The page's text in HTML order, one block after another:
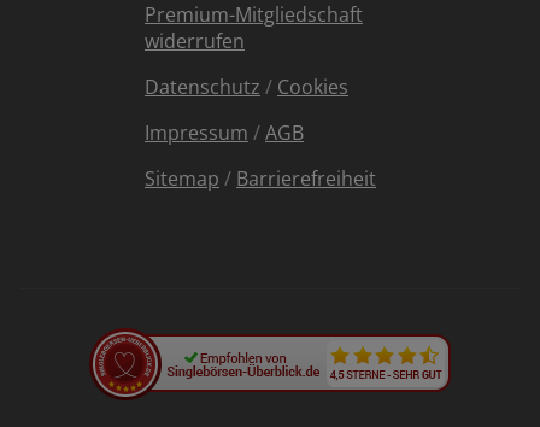
Premium-Mitgliedschaft
widerrufen
Datenschutz / Cookies
Impressum /AGB
Sitemap / Barrierefreiheit